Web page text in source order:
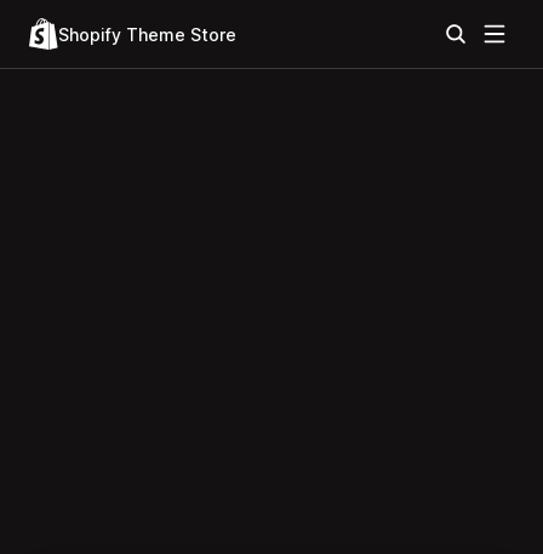
Shopify Theme Store